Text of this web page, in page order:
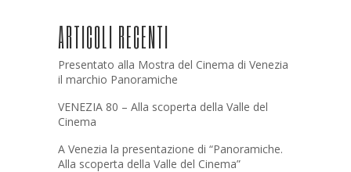
ARTICOLI RECENTI
Presentato alla Mostra del Cinema di Venezia
il marchio Panoramiche
VENEZIA 80 – Alla scoperta della Valle del
Cinema
A Venezia la presentazione di “Panoramiche.
Alla scoperta della Valle del Cinema”